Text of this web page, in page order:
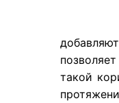
такой